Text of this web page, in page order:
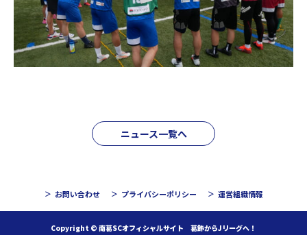
ニュース一覧へ
お問い合わせ プライバシーポリシー 運営組織情報
Copyright © 南葛SCオフィシャルサイト 葛飾からJリーグへ！